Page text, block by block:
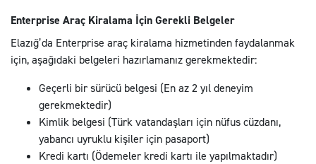
Enterprise Araç Kiralama İçin Gerekli Belgeler
Elazığ’da Enterprise araç kiralama hizmetinden faydalanmak
için, aşağıdaki belgeleri hazırlamanız gerekmektedir:
Geçerli bir sürücü belgesi (En az 2 yıl deneyim
gerekmektedir)
Kimlik belgesi (Türk vatandaşları için nüfus cüzdanı,
yabancı uyruklu kişiler için pasaport)
Kredi kartı (Ödemeler kredi kartı ile yapılmaktadır)